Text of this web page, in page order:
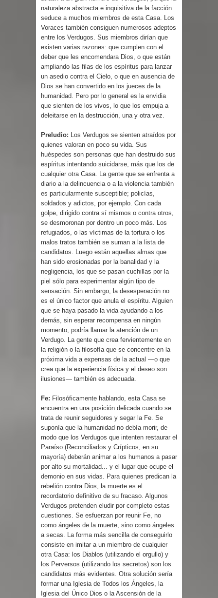
naturaleza abstracta e inquisitiva de la facción
seduce a muchos miembros de esta Casa. Los
Voraces también consiguen numerosos adeptos
entre los Verdugos. Sus miembros dirían que
existen varias razones: que cumplen con el
deber que les encomendara Dios, o que están
ampliando las filas de los espíritus para lanzar
un asedio contra el Cielo, o que en ausencia de
Dios se han convertido en los jueces de la
humanidad. Pero por lo general es la envidia
que sienten de los vivos, lo que los empuja a
deleitarse en la destrucción, una y otra vez.
Preludio: Los Verdugos se sienten atraídos por
quienes valoran en poco su vida. Sus
huéspedes son personas que han destruido sus
espíritus intentando suicidarse, más que los de
cualquier otra Casa. La gente que se enfrenta a
diario a la delincuencia o a la violencia también
es particularmente susceptible; policías,
soldados y adictos, por ejemplo. Con cada
golpe, dirigido contra sí mismos o contra otros,
se desmoronan por dentro un poco más. Los
refugiados, o las víctimas de la tortura o los
malos tratos también se suman a la lista de
candidatos. Luego están aquellas almas que
han sido erosionadas por la banalidad y la
negligencia, los que se pasan cuchillas por la
piel sólo para experimentar algún tipo de
sensación. Sin embargo, la desesperación no
es el único factor que anula el espíritu. Alguien
que se haya pasado la vida ayudando a los
demás, sin esperar recompensa en ningún
momento, podría llamar la atención de un
Verdugo. La gente que crea fervientemente en
la religión o la filosofía que se concentre en la
próxima vida a expensas de la actual —o que
crea que la experiencia física y el deseo son
ilusiones— también es adecuada.
Fe: Filosóficamente hablando, esta Casa se
encuentra en una posición delicada cuando se
trata de reunir seguidores y segar la Fe. Se
suponía que la humanidad no debía morir, de
modo que los Verdugos que intenten restaurar el
Paraíso (Reconciliados y Crípticos, en su
mayoría) deberán animar a los humanos a pasar
por alto su mortalidad... y el lugar que ocupe el
demonio en sus vidas. Para quienes predican la
rebelión contra Dios, la muerte es el
recordatorio definitivo de su fracaso. Algunos
Verdugos pretenden eludir por completo estas
cuestiones. Se esfuerzan por reunir Fe, no
como ángeles de la muerte, sino como ángeles
a secas. La forma más sencilla de conseguirlo
consiste en imitar a un miembro de cualquier
otra Casa: los Diablos (utilizando el orgullo) y
los Perversos (utilizando los secretos) son los
candidatos más evidentes. Otra solución sería
formar una Iglesia de Todos los Ángeles, la
Iglesia del Único Dios o la Ascensión de la